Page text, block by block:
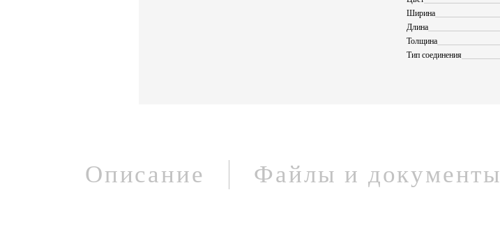
Ширина
Длина
Толщина
Тип соединения
Описание Файлы и документы